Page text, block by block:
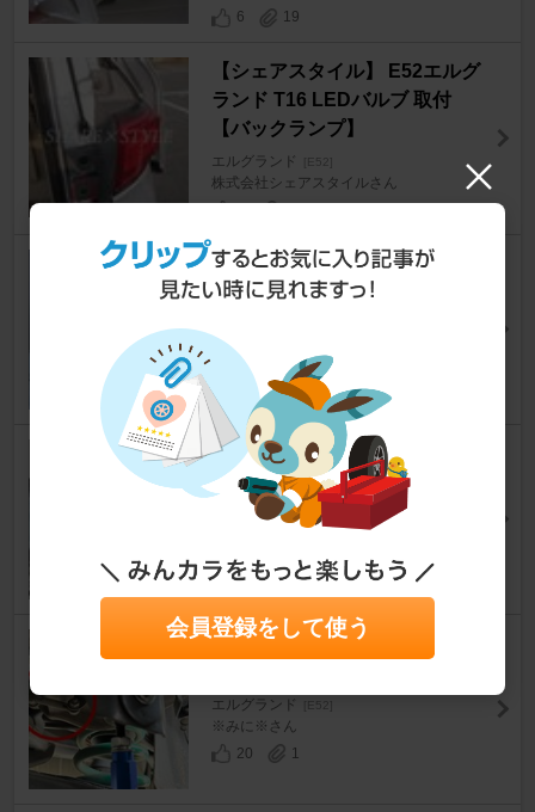
6
19
【シェアスタイル】 E52エルグ
ランド T16 LEDバルブ 取付
【バックランプ】
エルグランド [E52]
株式会社シェアスタイルさん
アッパーテール前期化&ロアテ
ールスモークフィルム貼付け
すしからあげさん
12
0
左ミラーウィンカーレンズ交換
エルグランド [E52]
aston34さん
オートレベライザーアジャスト
エルグランド [E52]
※みに※さん
20
1
会員登録をして使う